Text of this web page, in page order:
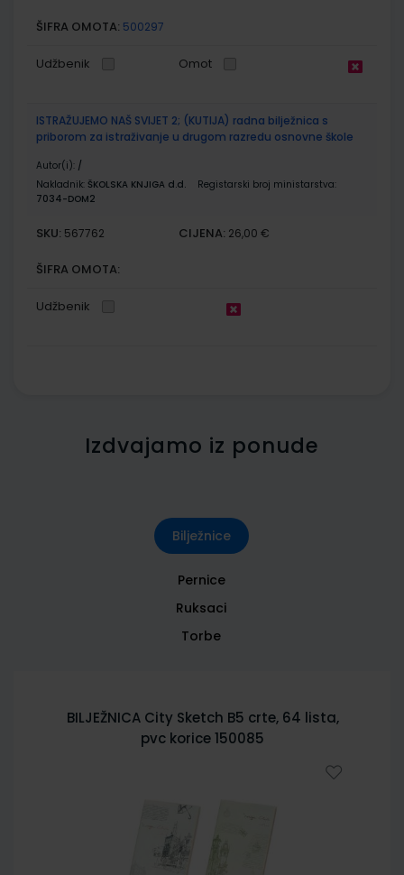
ŠIFRA OMOTA: 500297
Udžbenik Omot
ISTRAŽUJEMO NAŠ SVIJET 2; (KUTIJA) radna bilježnica s
priborom za istraživanje u drugom razredu osnovne škole
Autor(i): /
Nakladnik: ŠKOLSKA KNJIGA d.d.
Registarski broj ministarstva:
7034-DOM2
SKU: 567762 CIJENA: 26,00 €
ŠIFRA OMOTA:
Udžbenik
Izdvajamo iz ponude
Bilježnice
Pernice
Ruksaci
Torbe
BILJEŽNICA City Sketch B5 crte, 64 lista,
pvc korice 150085